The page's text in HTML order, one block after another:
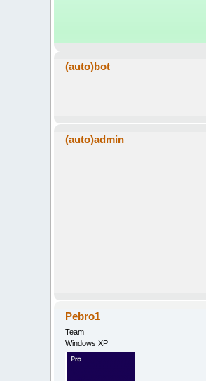
(auto)bot
(auto)admin
Pebro1
Team
Windows XP